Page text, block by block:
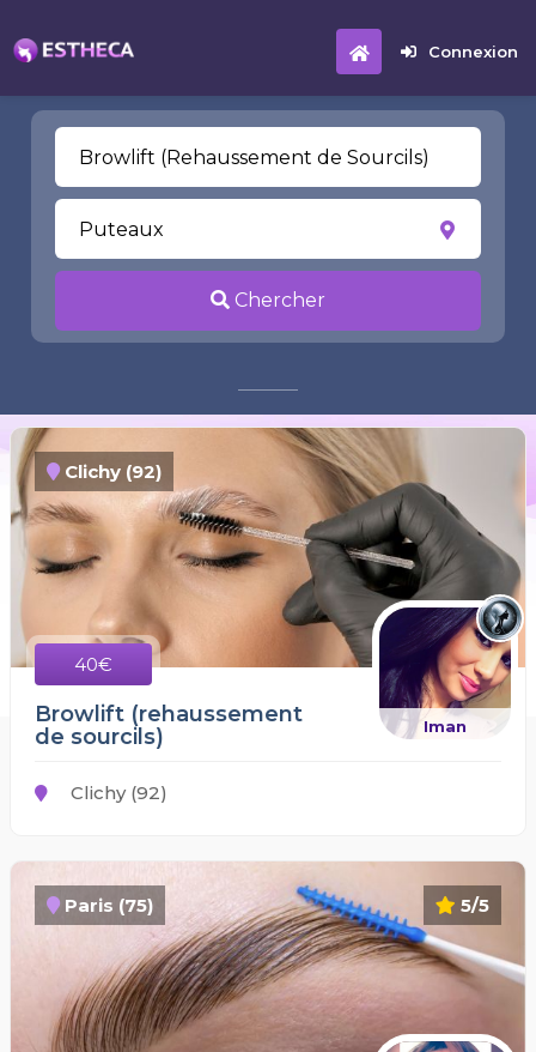
Connexion
Chercher
Clichy (92)
40€
Iman
Browlift (rehaussement
de sourcils)
Clichy (92)
5/5
Paris (75)